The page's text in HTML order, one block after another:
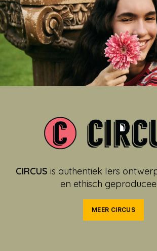
CIRCUS is authentiek Iers
en ethisch
MEER CIRCUS